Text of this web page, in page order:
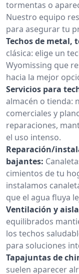
tormentas o
Nuestro equipo
para asegurar tu
Techos de metal,
clásica: elige un
Wyomissing que
hacia la mejor
Servicios para
almacén o tienda:
comerciales y
reparaciones,
el uso intenso.
Reparación/
bajantes:
cimientos de tu
instalamos
que el agua fluya
Ventilación y
equilibrados
los techos
para soluciones
Tapajuntas de
suelen aparecer